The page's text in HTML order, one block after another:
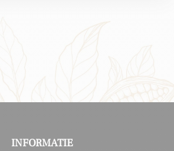
INFORMATIE